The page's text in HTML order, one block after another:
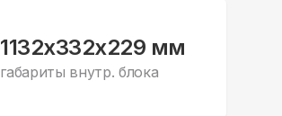
1132x332x229 мм
габариты внутр. блока